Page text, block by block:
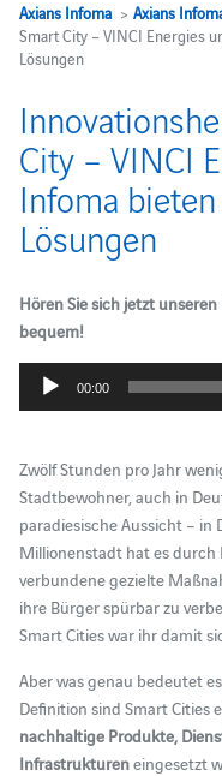
Axians Infoma> Axians
Smart City – VINCI Energies
Lösungen
City – VINCI
Infoma
Lösungen
Hören Sie sich jetzt
bequem!
Audio-
Player
00:00
Zwölf Stunden pro Jahr
Stadtbewohner, auch in
paradiesische Aussicht – in
Millionenstadt hat es durch
verbundene gezielte
ihre Bürger spürbar zu
Smart Cities war ihr damit
Aber was genau bedeutet
Definition sind Smart Cities
nachhaltige Produkte,
Infrastruktureneingesetzt